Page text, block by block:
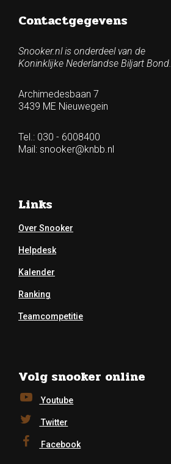
Contactgegevens
Snooker.nl is onderdeel van de
Koninklijke Nederlandse Biljart Bond.
Archimedesbaan 7
3439 ME Nieuwegein
Tel.: 030 - 6008400
Mail: snooker@knbb.nl
Links
Over Snooker
Helpdesk
Kalender
Ranking
Teamcompetitie
Volg snooker online
Youtube
Twitter
Facebook